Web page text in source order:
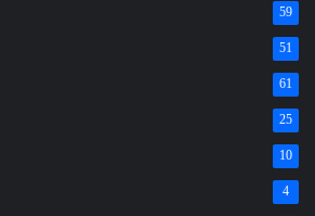
59
51
61
25
10
4